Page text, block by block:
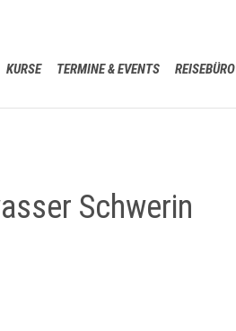
KURSE TERMINE & EVENTS REISEBÜRO
Schwerin